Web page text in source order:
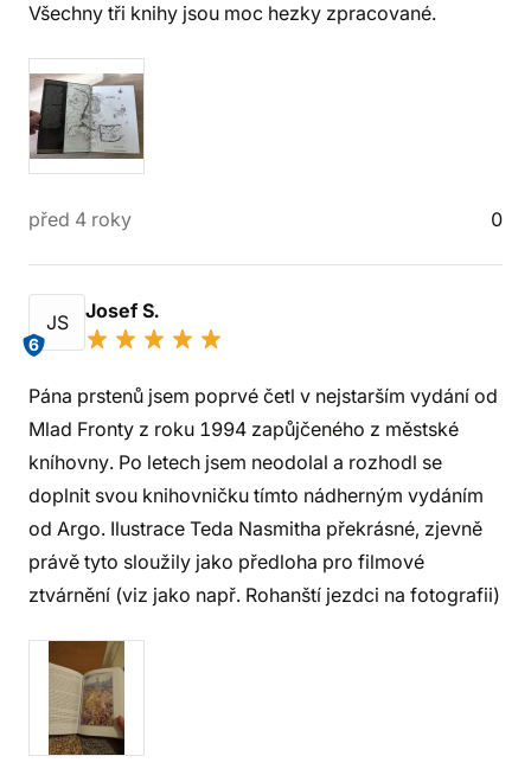
Všechny tři knihy jsou moc hezky zpracované.
před 4 roky 0
JS
6
Josef S.
Pána prstenů jsem poprvé četl v nejstarším vydání od
Mlad Fronty z roku 1994 zapůjčeného z městské
kníhovny. Po letech jsem neodolal a rozhodl se
doplnit svou knihovničku tímto nádherným vydáním
od Argo. Ilustrace Teda Nasmitha překrásné, zjevně
právě tyto sloužily jako předloha pro filmové
ztvárnění (viz jako např. Rohanští jezdci na fotografii)